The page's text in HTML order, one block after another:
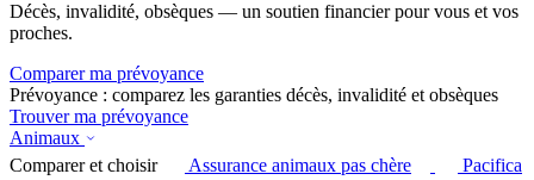
Décès, invalidité, obsèques — un soutien financier pour vous et vos
proches.
Comparer ma prévoyance
Prévoyance : comparez les garanties décès, invalidité et obsèques
Trouver ma prévoyance
Animaux
Comparer et choisir
Assurance animaux pas chère
Pacifica